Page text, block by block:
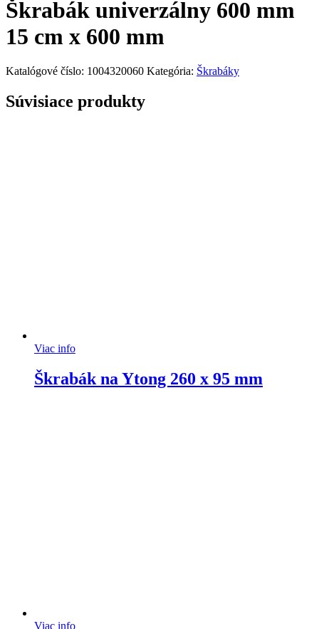
Škrabák univerzálny 600 mm
15 cm x 600 mm
Katalógové číslo: 1004320060 Kategória: Škrabáky
Súvisiace produkty
Viac info
Škrabák na Ytong 260 x 95 mm
Viac info